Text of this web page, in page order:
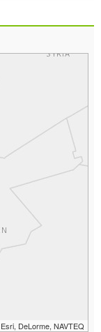
DeLorme, NAVTEQ